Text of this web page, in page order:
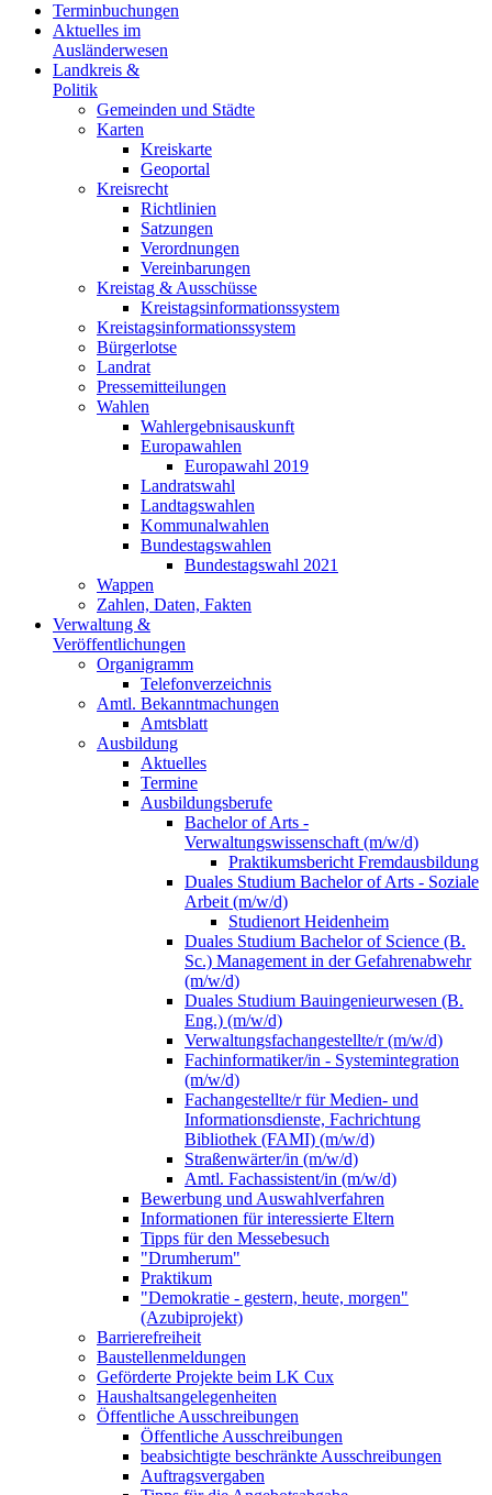
Terminbuchungen
Aktuelles im
Ausländerwesen
Landkreis &
Politik
Gemeinden und Städte
Karten
Kreiskarte
Geoportal
Kreisrecht
Richtlinien
Satzungen
Verordnungen
Vereinbarungen
Kreistag & Ausschüsse
Kreistagsinformationssystem
Kreistagsinformationssystem
Bürgerlotse
Landrat
Pressemitteilungen
Wahlen
Wahlergebnisauskunft
Europawahlen
Europawahl 2019
Landratswahl
Landtagswahlen
Kommunalwahlen
Bundestagswahlen
Bundestagswahl 2021
Wappen
Zahlen, Daten, Fakten
Verwaltung &
Veröffentlichungen
Organigramm
Telefonverzeichnis
Amtl. Bekanntmachungen
Amtsblatt
Ausbildung
Aktuelles
Termine
Ausbildungsberufe
Bachelor of Arts -
Verwaltungswissenschaft (m/w/d)
Praktikumsbericht Fremdausbildung
Duales Studium Bachelor of Arts - Soziale
Arbeit (m/w/d)
Studienort Heidenheim
Duales Studium Bachelor of Science (B.
Sc.) Management in der Gefahrenabwehr
(m/w/d)
Duales Studium Bauingenieurwesen (B.
Eng.) (m/w/d)
Verwaltungsfachangestellte/r (m/w/d)
Fachinformatiker/in - Systemintegration
(m/w/d)
Fachangestellte/r für Medien- und
Informationsdienste, Fachrichtung
Bibliothek (FAMI) (m/w/d)
Straßenwärter/in (m/w/d)
Amtl. Fachassistent/in (m/w/d)
Bewerbung und Auswahlverfahren
Informationen für interessierte Eltern
Tipps für den Messebesuch
"Drumherum"
Praktikum
"Demokratie - gestern, heute, morgen"
(Azubiprojekt)
Barrierefreiheit
Baustellenmeldungen
Geförderte Projekte beim LK Cux
Haushaltsangelegenheiten
Öffentliche Ausschreibungen
Öffentliche Ausschreibungen
beabsichtigte beschränkte Ausschreibungen
Auftragsvergaben